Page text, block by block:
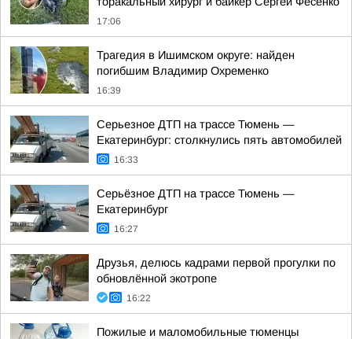
17:06
Трагедия в Ишимском округе: найден
погибшим Владимир Охременко
16:39
Серьезное ДТП на трассе Тюмень —
Екатеринбург: столкнулись пять автомобилей
16:33
Серьёзное ДТП на трассе Тюмень —
Екатеринбург
16:27
Друзья, делюсь кадрами первой прогулки по
обновлённой экотропе
16:22
Пожилые и маломобильные тюменцы